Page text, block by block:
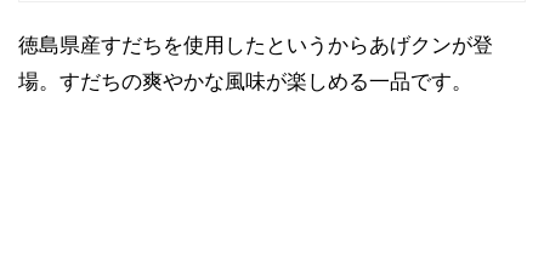
徳島県産すだちを使用したというからあげクンが登
場。すだちの爽やかな風味が楽しめる一品です。